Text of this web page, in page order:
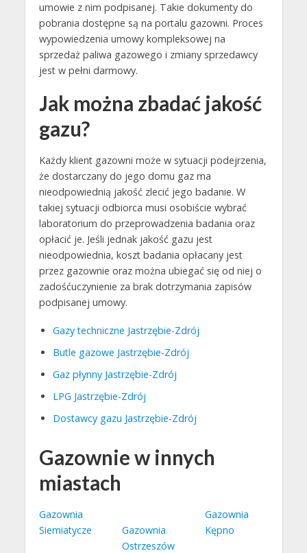
umowie z nim podpisanej. Takie dokumenty do
pobrania dostępne są na portalu gazowni. Proces
wypowiedzenia umowy kompleksowej na
sprzedaż paliwa gazowego i zmiany sprzedawcy
jest w pełni darmowy.
Jak można zbadać jakość
gazu?
Każdy klient gazowni może w sytuacji podejrzenia,
że dostarczany do jego domu gaz ma
nieodpowiednią jakość zlecić jego badanie. W
takiej sytuacji odbiorca musi osobiście wybrać
laboratorium do przeprowadzenia badania oraz
opłacić je. Jeśli jednak jakość gazu jest
nieodpowiednia, koszt badania opłacany jest
przez gazownie oraz można ubiegać się od niej o
zadośćuczynienie za brak dotrzymania zapisów
podpisanej umowy.
Gazy techniczne Jastrzębie-Zdrój
Butle gazowe Jastrzębie-Zdrój
Gaz płynny Jastrzębie-Zdrój
LPG Jastrzębie-Zdrój
Dostawcy gazu Jastrzębie-Zdrój
Gazownie w innych
miastach
Gazownia
Siemiatycze
Gazownia
Ostrzeszów
Gazownia
Kępno